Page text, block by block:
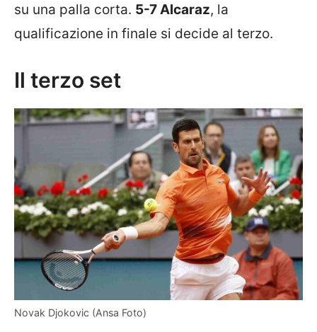
su una palla corta. 5-7 Alcaraz, la
qualificazione in finale si decide al terzo.
Il terzo set
Novak Djokovic (Ansa Foto)